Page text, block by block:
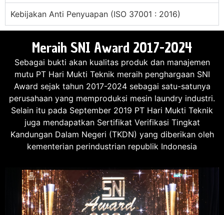
Kebijakan Anti Penyuapan (ISO 37001 : 2016)
Meraih SNI Award 2017-2024
Sebagai bukti akan kualitas produk dan manajemen
mutu PT Hari Mukti Teknik meraih penghargaan SNI
Award sejak tahun 2017-2024 sebagai satu-satunya
perusahaan yang memproduksi mesin laundry industri.
Selain itu pada September 2019 PT Hari Mukti Teknik
juga mendapatkan Sertifikat Verifikasi Tingkat
Kandungan Dalam Negeri (TKDN) yang diberikan oleh
kementerian perindustrian republik Indonesia